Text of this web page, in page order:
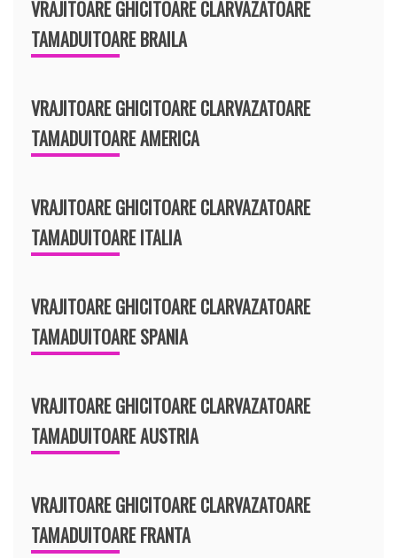
VRAJITOARE GHICITOARE CLARVAZATOARE
TAMADUITOARE BRAILA
VRAJITOARE GHICITOARE CLARVAZATOARE
TAMADUITOARE AMERICA
VRAJITOARE GHICITOARE CLARVAZATOARE
TAMADUITOARE ITALIA
VRAJITOARE GHICITOARE CLARVAZATOARE
TAMADUITOARE SPANIA
VRAJITOARE GHICITOARE CLARVAZATOARE
TAMADUITOARE AUSTRIA
VRAJITOARE GHICITOARE CLARVAZATOARE
TAMADUITOARE FRANTA